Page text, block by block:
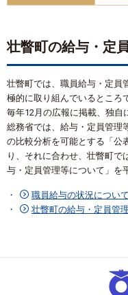
壮瞥町の給与・定
壮瞥町では、職員給与・定員
極的に取り組んでいるところ
毎年12月の広報に掲載、独自
総務省では、給与・定員管理
の比較分析を可能とする「公
り、それに合わせ、壮瞥町で
与・定員管理等について」を
職員給与の状況につい
壮瞥町の給与・定員管